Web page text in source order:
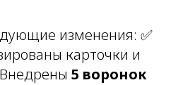
изменения: ✅
карточки и
5 воронок